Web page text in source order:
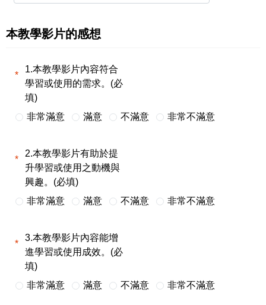
本教學影片的感想
1.本教學影片內容符合
學習或使用的需求。(必
填)
非常滿意
滿意 不滿意 非常不滿意
2.本教學影片有助於提
升學習或使用之動機與
興趣。(必填)
非常滿意
滿意 不滿意 非常不滿意
3.本教學影片內容能增
進學習或使用成效。(必
填)
非常滿意
滿意 不滿意 非常不滿意